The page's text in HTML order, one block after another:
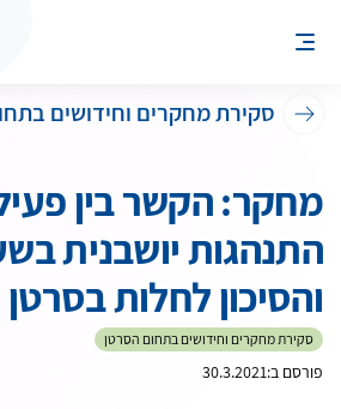
סקירת מחקרים וחידושים
מחקר: הקשר בין
התנהגות יושבנית
והסיכון לחלות
סקירת מחקרים וחידושים בתחום הסרטן
פורסם ב:30.3.2021